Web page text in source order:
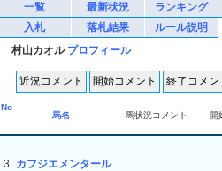
一覧 最新状況
ランキング
入札
落札結果
ルール説明
村山カオル プロフィール
No
馬名
馬状況コメント 開
3 カフジエメンタール